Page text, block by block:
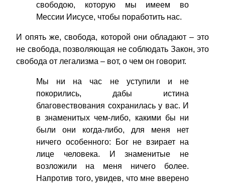
свободою, которую мы имеем во
Мессии Иисусе, чтобы поработить нас.
И опять же, свобода, которой они обладают – это
не свобода, позволяющая не соблюдать Закон, это
свобода от легализма – вот, о чем он говорит.
Мы ни на час не уступили и не
покорились, дабы истина
благовествования сохранилась у вас. И
в знаменитых чем-либо, какими бы ни
были они когда-либо, для меня нет
ничего особенного: Бог не взирает на
лице человека. И знаменитые не
возложили на меня ничего более.
Напротив того, увидев, что мне вверено